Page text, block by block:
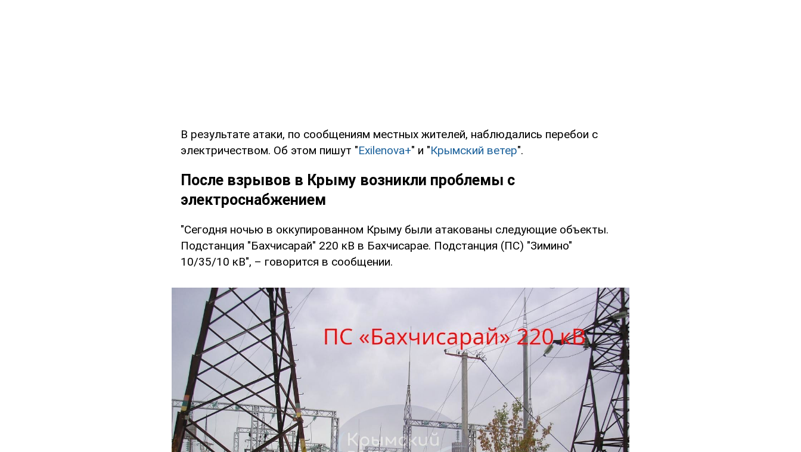
В результате атаки, по сообщениям местных жителей, наблюдались перебои с
электричеством. Об этом пишут "Exilenova+" и "Крымский ветер".
После взрывов в Крыму возникли проблемы с
электроснабжением
"Сегодня ночью в оккупированном Крыму были атакованы следующие объекты.
Подстанция "Бахчисарай" 220 кВ в Бахчисарае. Подстанция (ПС) "Зимино"
10/35/10 кВ", – говорится в сообщении.